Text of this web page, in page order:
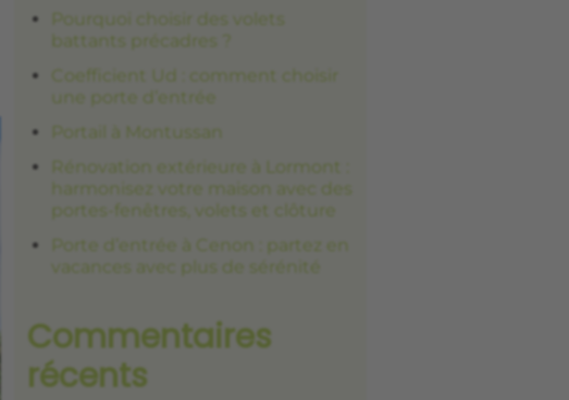
Pourquoi choisir des volets
battants précadres ?
Coefficient Ud : comment choisir
une porte d’entrée
Portail à Montussan
Rénovation extérieure à Lormont :
harmonisez votre maison avec des
portes-fenêtres, volets et clôture
Porte d’entrée à Cenon : partez en
vacances avec plus de sérénité
Commentaires
récents